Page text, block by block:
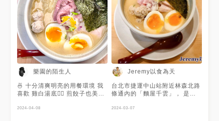
樂園的陌生人
🍜 十分清爽明亮的用餐環境 我
喜歡 雞白湯底👍🏻 煎餃子也美味
2024-04-08
Jeremy以食為天
台北市捷運中山站附近林森北路
條通內的「麵屋千雲」， 是日
湯拉麵， 湯頭是使用專用釜鍋
2024-03-07